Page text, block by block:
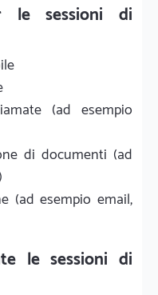
le sessioni di
(ad esempio
di documenti (ad
(ad esempio email,
le sessioni di